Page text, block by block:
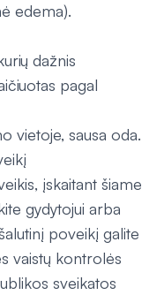
edema).
dažnis
pagal
vietoje, sausa oda.
įskaitant šiame
gydytojui arba
poveikį galite
vaistų kontrolės
sveikatos